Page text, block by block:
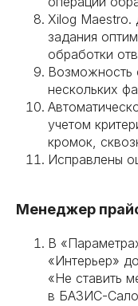
Xilog Maestro.
задания
обработки
Возможность
нескольких
учетом
кромок,
Исправлены
Менеджер
В
«Интерьер»
«Не ставить
в БАЗИС-